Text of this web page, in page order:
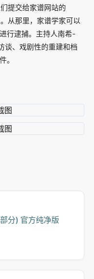
提交给家谱网站的
从那里，家谱学家可以
行逮捕。主持人南希-
谈、戏剧性的重建和档
。
分) 官方纯净版